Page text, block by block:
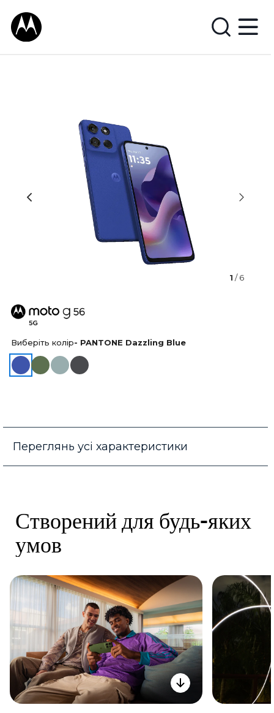
1 / 6
Виберіть колір- PANTONE Dazzling Blue
Переглянь усі характеристики
Створений для будь-яких
умов